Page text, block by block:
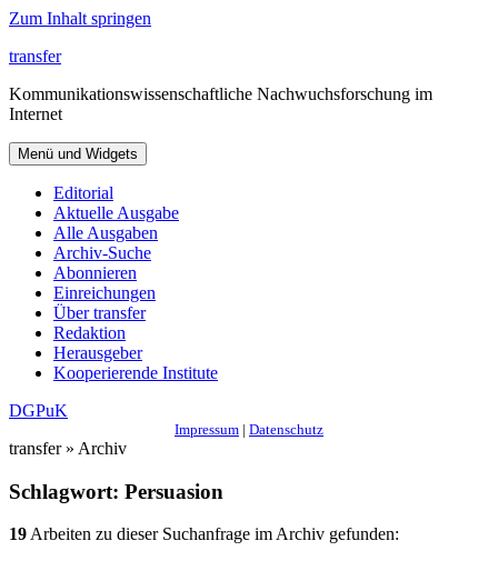
Zum Inhalt springen
transfer
Kommunikationswissenschaftliche Nachwuchsforschung im
Internet
Menü und Widgets
Editorial
Aktuelle Ausgabe
Alle Ausgaben
Archiv-Suche
Abonnieren
Einreichungen
Über transfer
Redaktion
Herausgeber
Kooperierende Institute
DGPuK
Impressum | Datenschutz
transfer » Archiv
Schlagwort: Persuasion
19Arbeiten zu dieser Suchanfrage im Archiv gefunden: